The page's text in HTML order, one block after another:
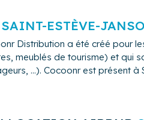
SAINT-ESTÈVE-
Distribution a été créé pour
meublés de tourisme) et qui
...). Cocoonr est présent